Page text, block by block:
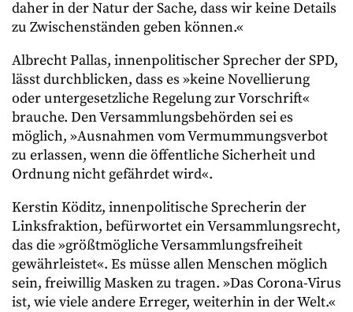
daher in der Natur der Sache, dass wir keine Details
zu Zwischenständen geben können.«
Albrecht Pallas, innenpolitischer Sprecher der SPD,
lässt durchblicken, dass es »keine Novellierung
oder untergesetzliche Regelung zur Vorschrift«
brauche. Den Versammlungsbehörden sei es
möglich, »Ausnahmen vom Vermummungsverbot
zu erlassen, wenn die öffentliche Sicherheit und
Ordnung nicht gefährdet wird«.
Kerstin Köditz, innenpolitische Sprecherin der
Linksfraktion, befürwortet ein Versammlungsrecht,
das die »größtmögliche Versammlungsfreiheit
gewährleistet«. Es müsse allen Menschen möglich
sein, freiwillig Masken zu tragen. »Das Corona-Virus
ist, wie viele andere Erreger, weiterhin in der Welt.«